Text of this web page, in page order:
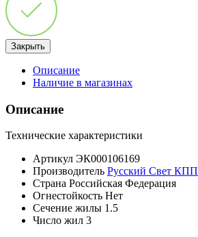
Закрыть
Описание
Наличие в магазинах
Описание
Технические характеристики
Артикул ЭК000106169
Производитель Русский Свет КПП
Страна Российская Федерация
Огнестойкость Нет
Сечение жилы 1.5
Число жил 3